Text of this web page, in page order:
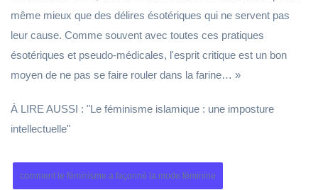
même mieux que des délires ésotériques qui ne servent pas
leur cause. Comme souvent avec toutes ces pratiques
ésotériques et pseudo-médicales, l'esprit critique est un bon
moyen de ne pas se faire rouler dans la farine… »
À LIRE AUSSI : "Le féminisme islamique : une imposture
intellectuelle"
comment le féminisme a façonné la mode féminine